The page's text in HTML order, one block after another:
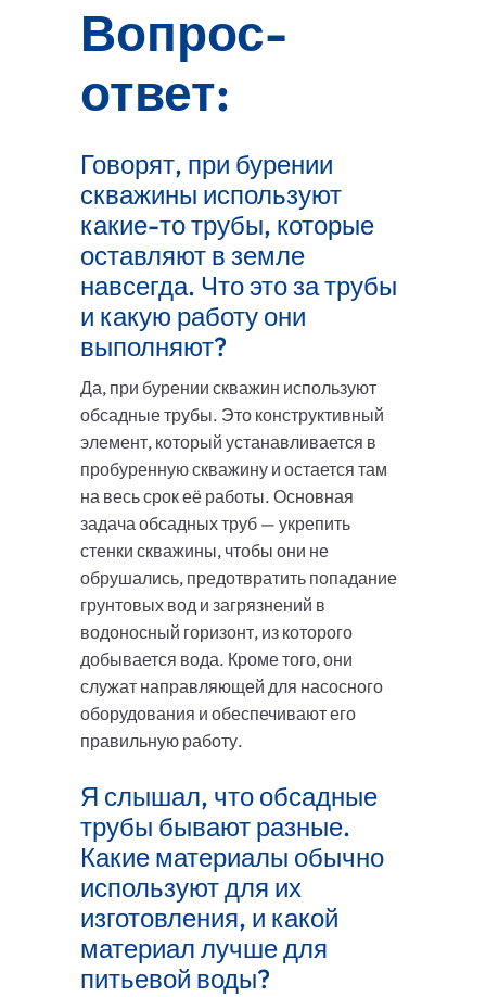
Вопрос-
ответ:
Говорят, при бурении
скважины используют
какие-то трубы, которые
оставляют в земле
навсегда. Что это за трубы
и какую работу они
выполняют?
Да, при бурении скважин используют
обсадные трубы. Это конструктивный
элемент, который устанавливается в
пробуренную скважину и остается там
на весь срок её работы. Основная
задача обсадных труб — укрепить
стенки скважины, чтобы они не
обрушались, предотвратить попадание
грунтовых вод и загрязнений в
водоносный горизонт, из которого
добывается вода. Кроме того, они
служат направляющей для насосного
оборудования и обеспечивают его
правильную работу.
Я слышал, что обсадные
трубы бывают разные.
Какие материалы обычно
используют для их
изготовления, и какой
материал лучше для
питьевой воды?